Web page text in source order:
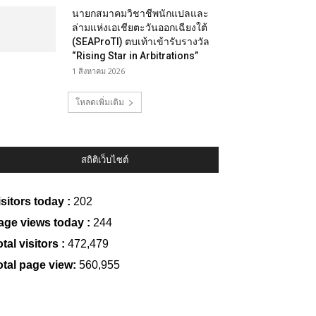
นายกสมาคมวิชาชีพนักแปลและ
ล่ามแห่งเอเชียตะวันออกเฉียงใต้
(SEAProTI) ตบเท้าเข้ารับรางวัล
“Rising Star in Arbitrations”
1 สิงหาคม 2026
โหลดเพิ่มเติม
สถิติเว็บไซต์
today : 202
views today : 244
visitors : 472,479
page view: 560,955